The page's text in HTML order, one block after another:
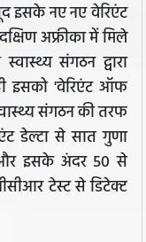
इसके नए नए वेरिएंट
अफ्रीका में मिले
संगठन द्वारा
इसको 'वेरिएंट ऑफ
संगठन की तरफ
डेल्टा से सात गुणा
इसके अंदर 50 से
टेस्ट से डिटेक्ट